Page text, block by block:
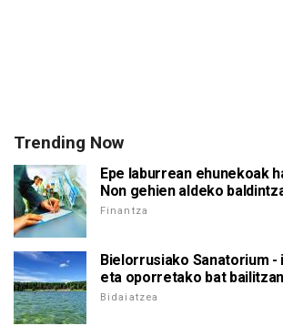
Trending Now
Epe laburrean ehunekoak
Non gehien aldeko
Finantza
Bielorrusiako Sanatorium
eta oporretako bat bailitzan
Bidaiatzea